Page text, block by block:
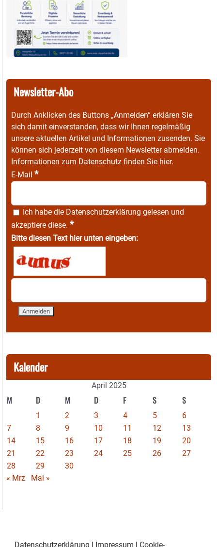
Newsletter-Abo
Durch Anklicken des Buttons „Anmelden“ erklären Sie
sich damit einverstanden, dass wir Ihnen regelmäßig
unsere aktuellen Artikel und Informationen zusenden. Sie
können sich jederzeit von diesem Newsletter abmelden.
Informationen zum Datenschutz finden Sie hier.
E-Mail *
Ich habe die Datenschutzerklärung gelesen und
akzeptiere diese. *
Bitte diesen Text hier unten eingeben:
Kalender
April 2025
M D M D F S S
1 2 3 4 5
6
7
8 9 10 11 12
13
14
15 16 17 18 19
20
21
22 23 24 25 26
27
28
29
30
« Mrz
Mai »
Datenschutzerklärung | Impressum | Cookie-